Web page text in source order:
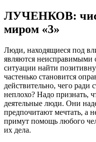
ЛУЧЕНКОВ:
миром «3»
Люди, находящиеся под
являются
ситуации найти
частенько становится
действительно, чего ради
неплохо? Надо признать,
деятельные люди. Они
предпочитают мечтать, а
примут помощь любого
их дела.